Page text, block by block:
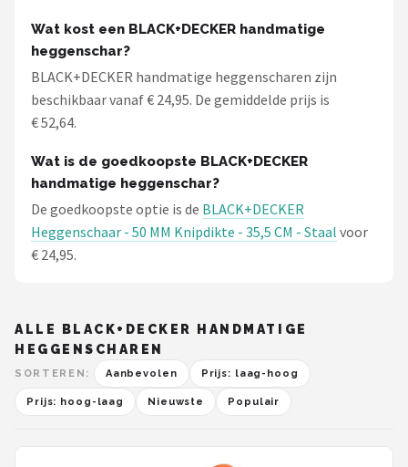
Wat kost een BLACK+DECKER handmatige
heggenschar?
BLACK+DECKER handmatige heggenscharen zijn
beschikbaar vanaf € 24,95. De gemiddelde prijs is
€ 52,64.
Wat is de goedkoopste BLACK+DECKER
handmatige heggenschar?
De goedkoopste optie is de BLACK+DECKER
Heggenschaar - 50 MM Knipdikte - 35,5 CM - Staal voor
€ 24,95.
ALLE BLACK+DECKER HANDMATIGE
HEGGENSCHAREN
SORTEREN: Aanbevolen Prijs: laag-hoog
Prijs: hoog-laag Nieuwste Populair